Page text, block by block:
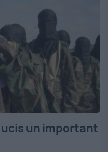
ucis un important